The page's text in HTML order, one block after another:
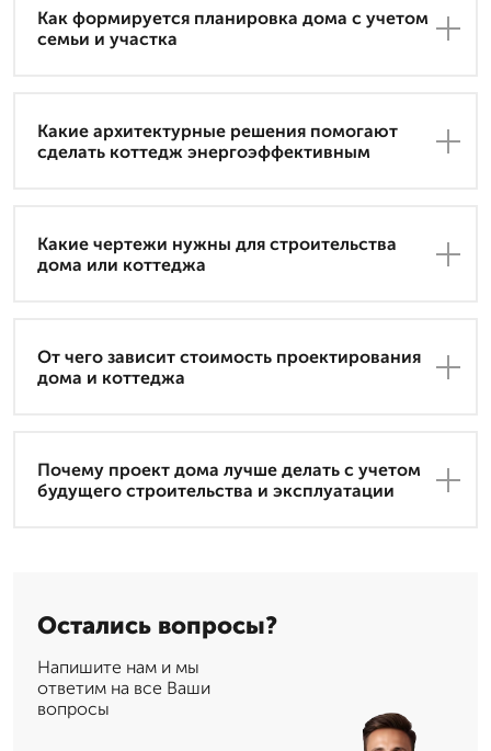
Как формируется планировка дома с учетом
семьи и участка
Какие архитектурные решения помогают
сделать коттедж энергоэффективным
Какие чертежи нужны для строительства
дома или коттеджа
От чего зависит стоимость проектирования
дома и коттеджа
Почему проект дома лучше делать с учетом
будущего строительства и эксплуатации
Остались вопросы?
Напишите нам и мы
ответим на все Ваши
вопросы